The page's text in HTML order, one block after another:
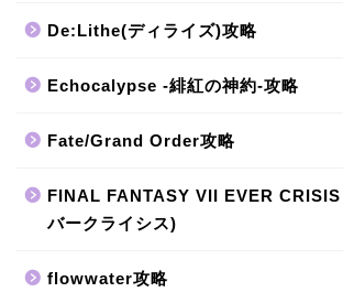
De:Lithe(ディライズ)攻略
Echocalypse -緋紅の神約-攻略
Fate/Grand Order攻略
FINAL FANTASY VII EVER CRISIS
バークライシス)
flowwater攻略